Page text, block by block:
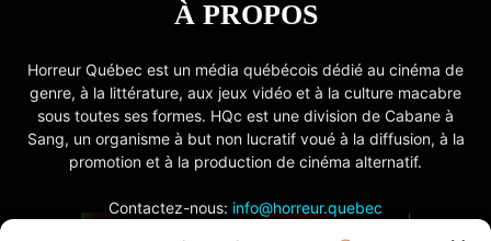
À PROPOS
Horreur Québec est un média québécois dédié au cinéma de
genre, à la littérature, aux jeux vidéo et à la culture macabre
sous toutes ses formes. HQc est une division de Cabane à
Sang, un organisme à but non lucratif voué à la diffusion, à la
promotion et à la production de cinéma alternatif.
Contactez-nous: info@horreur.quebec